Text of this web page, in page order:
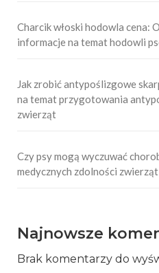
Charcik włoski hodowla cena:
informacje na temat hodowli
Jak zrobić antypoślizgowe
na temat przygotowania
zwierząt
Czy psy mogą wyczuwać
medycznych zdolności zwierząt
Najnowsze
Brak komentarzy do